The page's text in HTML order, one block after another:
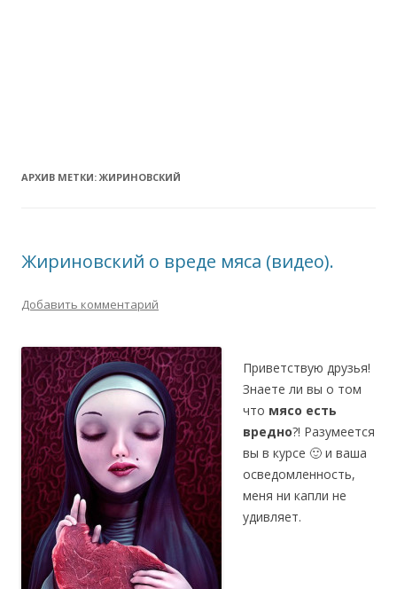
АРХИВ МЕТКИ: ЖИРИНОВСКИЙ
Жириновский о вреде мяса (видео).
Добавить комментарий
Приветствую друзья!
Знаете ли вы о том
что мясо есть
вредно?! Разумеется
вы в курсе 🙂 и ваша
осведомленность,
меня ни капли не
удивляет.